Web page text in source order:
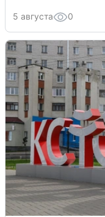
5 августа 0